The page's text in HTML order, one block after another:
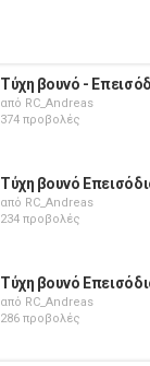
Τύχη βουνό -
από RC_Andreas
374 προβολές
Τύχη βουνό
από RC_Andreas
234 προβολές
Τύχη βουνό
από RC_Andreas
286 προβολές